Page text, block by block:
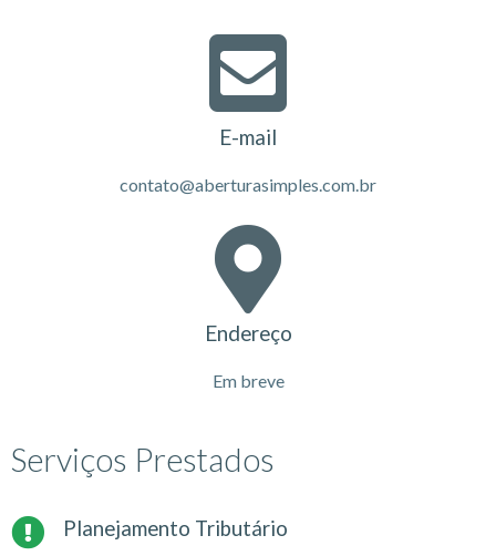
E-mail
contato@aberturasimples.com.br
Endereço
Em breve
Serviços Prestados
Planejamento Tributário